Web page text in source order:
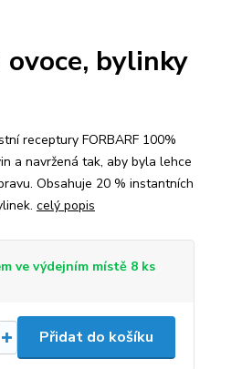
bylinky
receptury FORBARF 100%
a navržená tak, aby byla lehce
Obsahuje 20 % instantních
celý popis
ve výdejním místě 8 ks
Přidat do košíku